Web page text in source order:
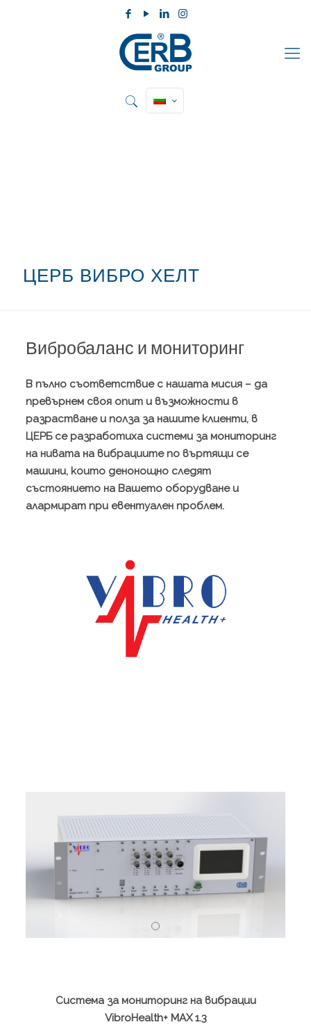
ЦЕРБ ВИБРО ХЕЛТ
Вибробаланс и мониторинг
В пълно съответствие с нашата мисия – да
превърнем своя опит и възможности в
разрастване и полза за нашите клиенти, в
ЦЕРБ се разработиха системи за мониторинг
на нивата на вибрациите по въртящи се
машини, които денонощно следят
състоянието на Вашето оборудване и
алармират при евентуален проблем.
Система за мониторинг на вибрации
VibroHealth+ MAX 1.3